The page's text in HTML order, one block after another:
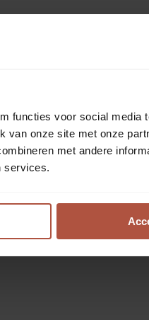
functies voor social media
van onze site met onze
met andere
services.